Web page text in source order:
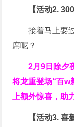
【活动2.
接着马上要
席呢？
2月9日除夕
将龙重登场“百w
上额外惊喜，助
【活动3. 喜